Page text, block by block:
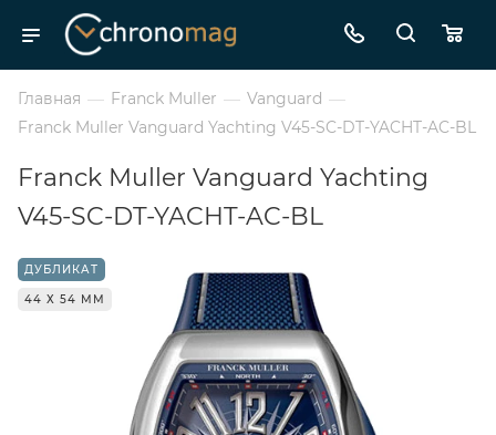
Главная — Franck Muller — Vanguard —
Franck Muller Vanguard Yachting V45-SC-DT-YACHT-AC-BL
Franck Muller Vanguard Yachting
V45-SC-DT-YACHT-AC-BL
ДУБЛИКАТ
44 Х 54 ММ